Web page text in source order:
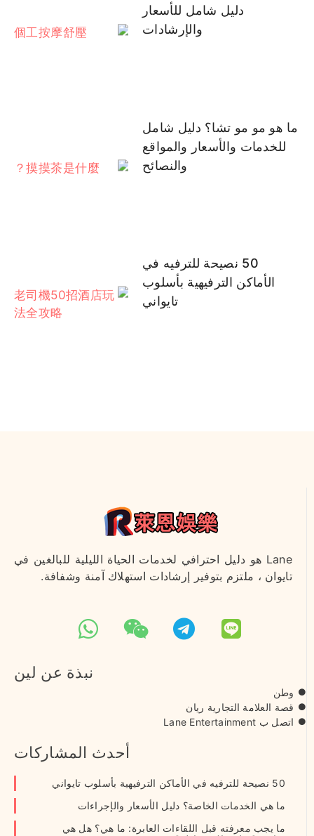
دليل شامل للأسعار
والإرشادات
ما هو مو مو تشا؟ دليل شامل
للخدمات والأسعار والمواقع
والنصائح
50 نصيحة للترفيه في
الأماكن الترفيهية بأسلوب
تايواني
Lane هو دليل احترافي لخدمات الحياة الليلية للبالغين في
تايوان ، ملتزم بتوفير إرشادات استهلاك آمنة وشفافة.
نبذة عن لين
وطن
قصة العلامة التجارية ريان
اتصل ب Lane Entertainment
أحدث المشاركات
50 نصيحة للترفيه في الأماكن الترفيهية بأسلوب تايواني
ما هي الخدمات الخاصة؟ دليل الأسعار والإجراءات
ما يجب معرفته قبل اللقاءات العابرة: ما هي؟ هل هي